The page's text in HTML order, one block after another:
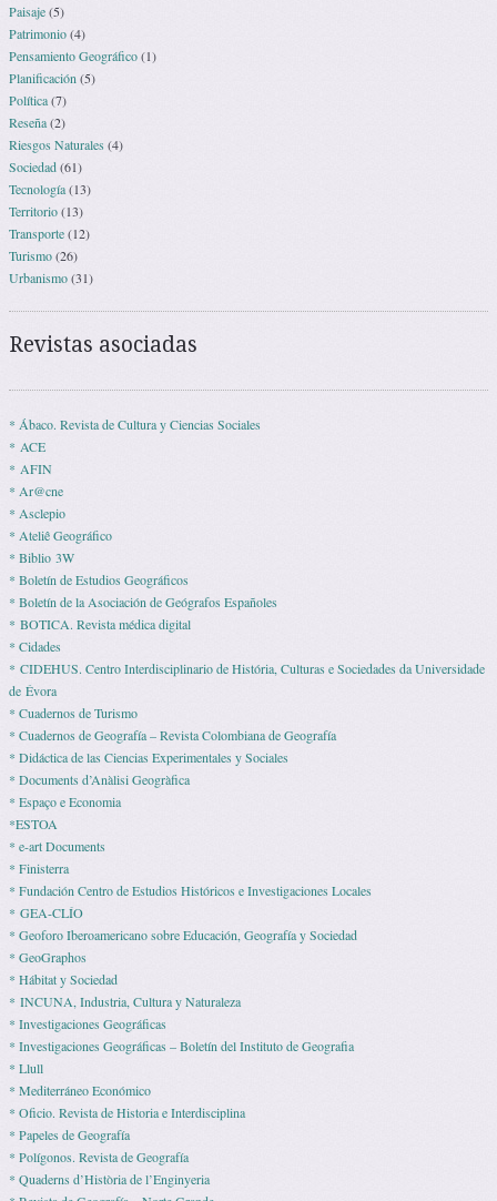
Paisaje(5)
Patrimonio(4)
Pensamiento Geográfico(1)
Planificación (5)
Política(7)
Reseña(2)
Riesgos Naturales (4)
Sociedad(61)
Tecnología(13)
Territorio(13)
Transporte(12)
Turismo(26)
Urbanismo(31)
Revistas asociadas
* Ábaco. Revista de Cultura y Ciencias Sociales
* ACE
* AFIN
* Ar@cne
* Asclepio
* Ateliê Geográfico
* Biblio 3W
* Boletín de Estudios Geográficos
* Boletín de la Asociación de Geógrafos Españoles
* BOTICA. Revista médica digital
* Cidades
* CIDEHUS. Centro Interdisciplinario de História, Culturas e Sociedades da Universidade
de Évora
* Cuadernos de Turismo
* Cuadernos de Geografía – Revista Colombiana de Geografía
* Didáctica de las Ciencias Experimentales y Sociales
* Documents d’Anàlisi Geogràfica
* Espaço e Economia
*ESTOA
* e-art Documents
* Finisterra
* Fundación Centro de Estudios Históricos e Investigaciones Locales
* GEA-CLÍO
* Geoforo Iberoamericano sobre Educación, Geografía y Sociedad
* GeoGraphos
* Hábitat y Sociedad
* INCUNA, Industria, Cultura y Naturaleza
* Investigaciones Geográficas
* Investigaciones Geográficas – Boletín del Instituto de Geografia
* Llull
* Mediterráneo Económico
* Ofi­cio. Revista de His­to­ria e Interdisciplina
* Pape­les de Geografía
* Polígonos. Revista de Geografía
* Quaderns d’Història de l’Enginyeria